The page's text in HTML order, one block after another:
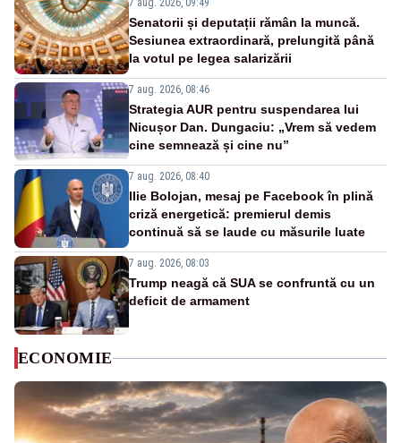
7 aug. 2026, 09:49
Senatorii și deputații rămân la muncă.
Sesiunea extraordinară, prelungită până
la votul pe legea salarizării
7 aug. 2026, 08:46
Strategia AUR pentru suspendarea lui
Nicușor Dan. Dungaciu: „Vrem să vedem
cine semnează și cine nu”
7 aug. 2026, 08:40
Ilie Bolojan, mesaj pe Facebook în plină
criză energetică: premierul demis
continuă să se laude cu măsurile luate
7 aug. 2026, 08:03
Trump neagă că SUA se confruntă cu un
deficit de armament
ECONOMIE